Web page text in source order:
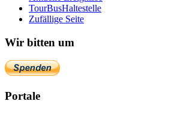
TourBusHaltestelle
Zufällige Seite
Wir bitten um
Portale